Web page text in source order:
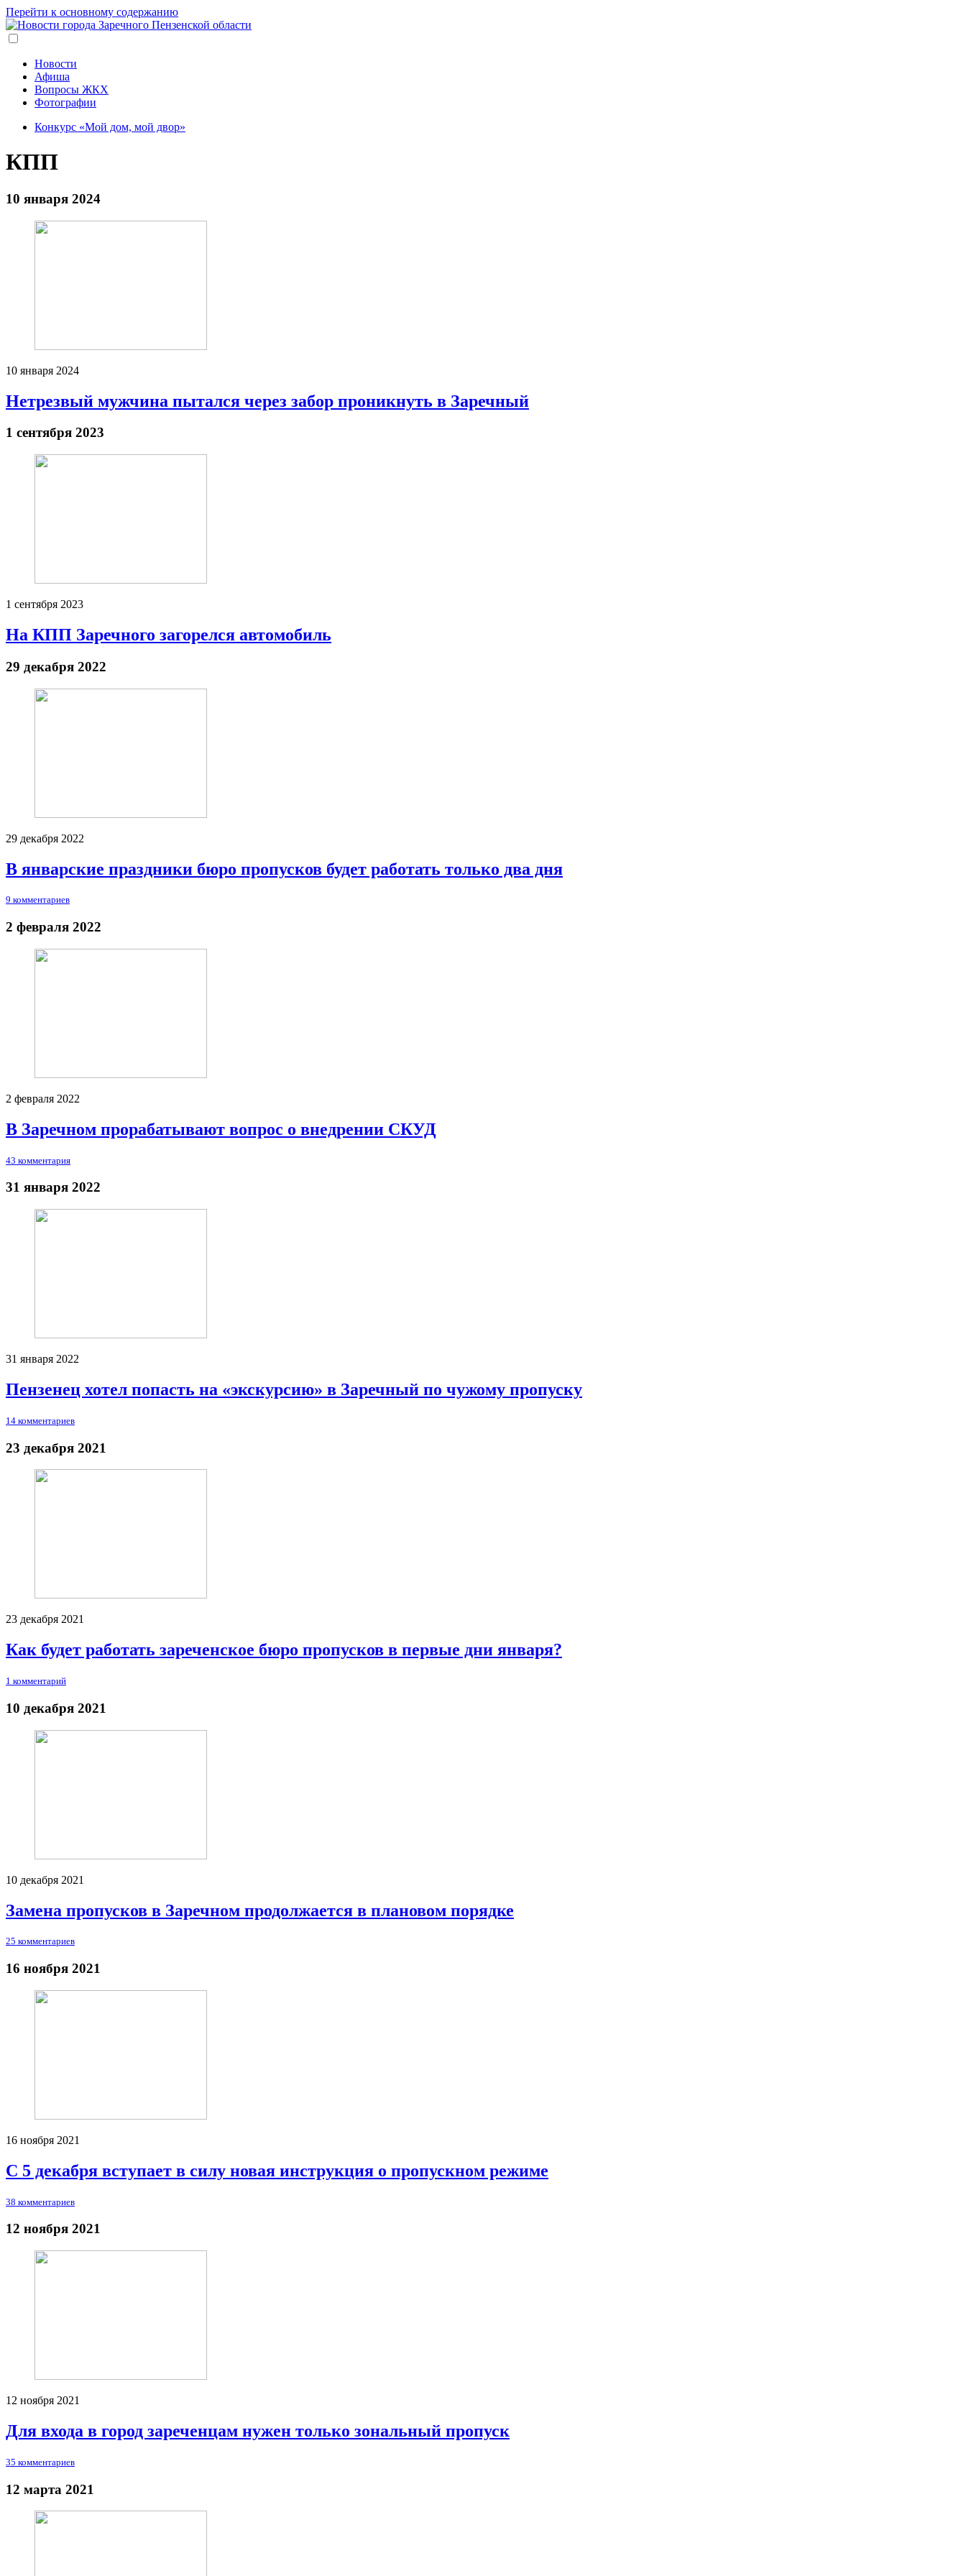
Перейти к основному содержанию
Новости
Афиша
Вопросы ЖКХ
Фотографии
Конкурс «Мой дом, мой двор»
КПП
10 января 2024
10 января 2024
Нетрезвый мужчина пытался через забор проникнуть в Заречный
1 сентября 2023
1 сентября 2023
На КПП Заречного загорелся автомобиль
29 декабря 2022
29 декабря 2022
В январские праздники бюро пропусков будет работать только два дня
9 комментариев
2 февраля 2022
2 февраля 2022
В Заречном прорабатывают вопрос о внедрении СКУД
43 комментария
31 января 2022
31 января 2022
Пензенец хотел попасть на «экскурсию» в Заречный по чужому пропуску
14 комментариев
23 декабря 2021
23 декабря 2021
Как будет работать зареченское бюро пропусков в первые дни января?
1 комментарий
10 декабря 2021
10 декабря 2021
Замена пропусков в Заречном продолжается в плановом порядке
25 комментариев
16 ноября 2021
16 ноября 2021
С 5 декабря вступает в силу новая инструкция о пропускном режиме
38 комментариев
12 ноября 2021
12 ноября 2021
Для входа в город зареченцам нужен только зональный пропуск
35 комментариев
12 марта 2021